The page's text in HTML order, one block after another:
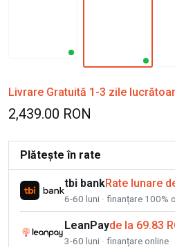
Livrare Gratuită 1-3 zile
2,439.00 RON
Plătește în rate
tbi bankRate lunare
6-60 luni · finanțare 100%
LeanPayde la 69.83
3-60 luni · finanțare online